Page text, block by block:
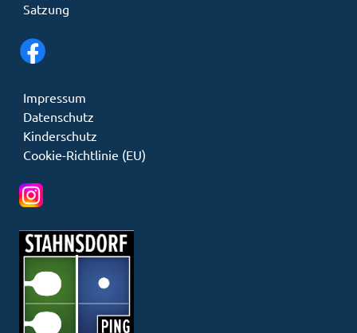
Satzung
Impressum
Datenschutz
Kinderschutz
Cookie-Richtlinie (EU)